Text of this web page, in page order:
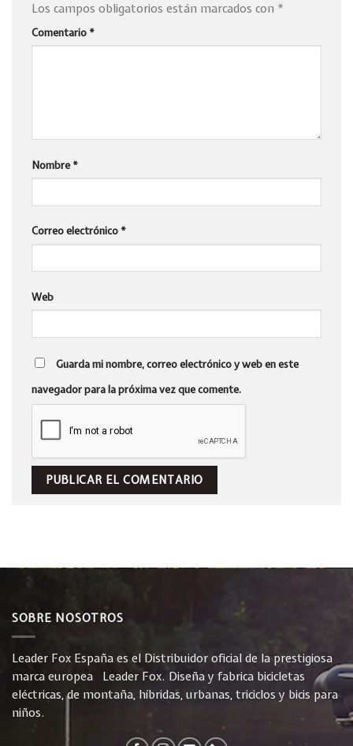
Los campos obligatorios están marcados con *
Comentario *
Nombre *
Correo electrónico *
Web
Guarda mi nombre, correo electrónico y web en este
navegador para la próxima vez que comente.
SOBRE NOSOTROS
Leader Fox España es el Distribuidor oficial de la prestigiosa
marca europea Leader Fox. Diseña y fabrica bicicletas
eléctricas, de montaña, híbridas, urbanas, triciclos y bicis para
niños.